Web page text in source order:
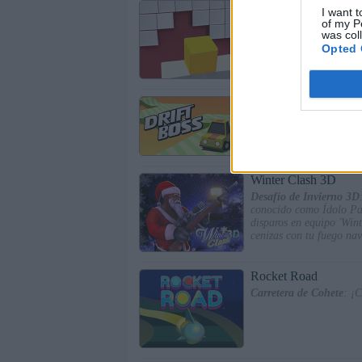
I want
of my
was
Opted
Encaja en la pared:
por lo que no se
anticipa tus derrapes y
policía, camiones de
Winter Clash 3D
Desafío de Invierno 3D
conocido como Ídolo
disparos en equipo
cenizas con tu fuego
Rocket Road
Carretera de Cohete :